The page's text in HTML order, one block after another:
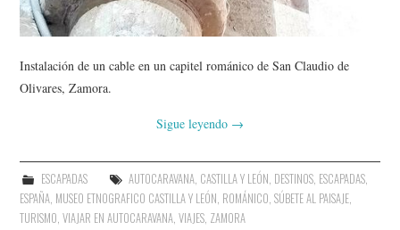
Instalación de un cable en un capitel románico de San Claudio de
Olivares, Zamora.
Sigue leyendo →
ESCAPADAS AUTOCARAVANA, CASTILLA Y LEÓN, DESTINOS, ESCAPADAS,
ESPAÑA, MUSEO ETNOGRAFICO CASTILLA Y LEÓN, ROMÁNICO,SÚBETE AL PAISAJE,
TURISMO,VIAJAR EN AUTOCARAVANA,VIAJES, ZAMORA